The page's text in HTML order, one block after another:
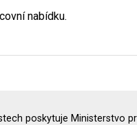
nabídku.
poskytuje Ministerstvo